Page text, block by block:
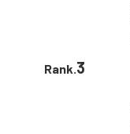
Rank.3